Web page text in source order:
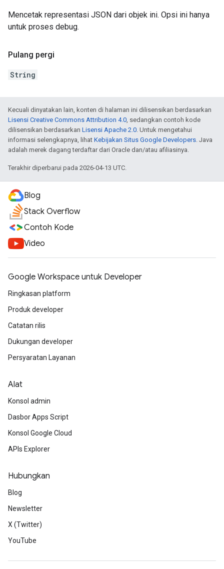
Mencetak representasi JSON dari objek ini. Opsi ini hanya
untuk proses debug.
Pulang pergi
String
Kecuali dinyatakan lain, konten di halaman ini dilisensikan berdasarkan
Lisensi Creative Commons Attribution 4.0, sedangkan contoh kode
dilisensikan berdasarkan Lisensi Apache 2.0. Untuk mengetahui
informasi selengkapnya, lihat Kebijakan Situs Google Developers. Java
adalah merek dagang terdaftar dari Oracle dan/atau afiliasinya.
Terakhir diperbarui pada 2026-04-13 UTC.
Blog
Stack Overflow
Contoh Kode
Video
Google Workspace untuk Developer
Ringkasan platform
Produk developer
Catatan rilis
Dukungan developer
Persyaratan Layanan
Alat
Konsol admin
Dasbor Apps Script
Konsol Google Cloud
APIs Explorer
Hubungkan
Blog
Newsletter
X (Twitter)
YouTube